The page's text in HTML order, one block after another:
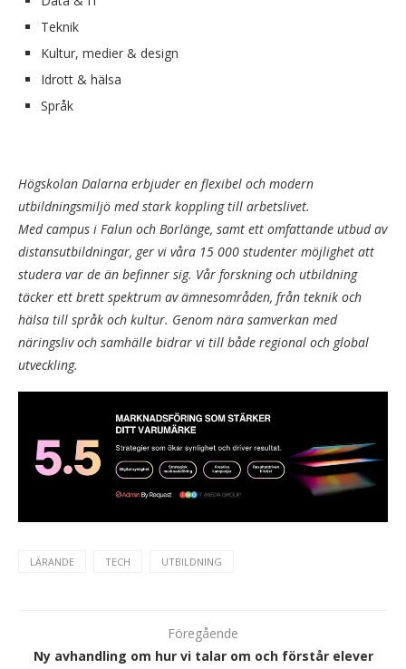
Teknik
Kultur, medier & design
Idrott & hälsa
Språk
Högskolan Dalarna erbjuder en flexibel och modern
utbildningsmiljö med stark koppling till arbetslivet.
Med campus i Falun och Borlänge, samt ett omfattande utbud av
distansutbildningar, ger vi våra 15 000 studenter möjlighet att
studera var de än befinner sig. Vår forskning och utbildning
täcker ett brett spektrum av ämnesområden, från teknik och
hälsa till språk och kultur. Genom nära samverkan med
näringsliv och samhälle bidrar vi till både regional och global
utveckling.
LÄRANDE TECH UTBILDNING
Föregående
Ny avhandling om hur vi talar om och förstår elever